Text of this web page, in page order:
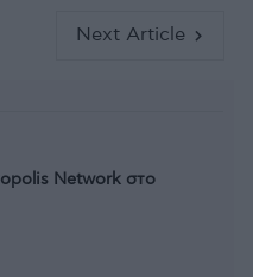
Next Article
Network στο